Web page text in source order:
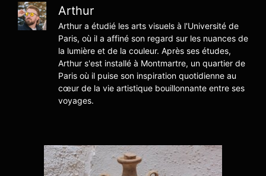
Arthur
Arthur a étudié les arts visuels à l'Université de
Paris, où il a affiné son regard sur les nuances de
la lumière et de la couleur. Après ses études,
Arthur s'est installé à Montmartre, un quartier de
Paris où il puise son inspiration quotidienne au
cœur de la vie artistique bouillonnante entre ses
voyages.